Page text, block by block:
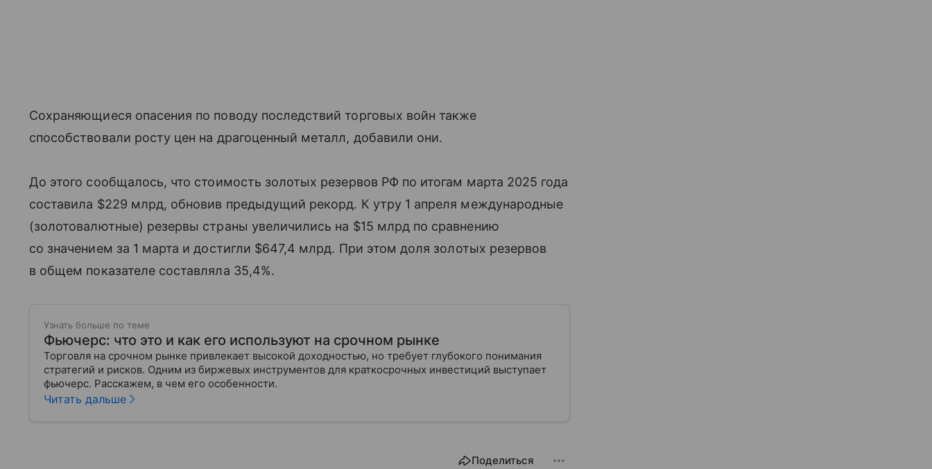
Сохраняющиеся опасения по поводу последствий торговых войн также
способствовали росту цен на драгоценный металл, добавили они.
До этого сообщалось, что стоимость золотых резервов РФ по итогам марта 2025 года
составила $229 млрд, обновив предыдущий рекорд. К утру 1 апреля международные
(золотовалютные) резервы страны увеличились на $15 млрд по сравнению
со значением за 1 марта и достигли $647,4 млрд. При этом доля золотых резервов
в общем показателе составляла 35,4%.
Узнать больше по теме
Фьючерс: что это и как его используют на срочном рынке
Торговля на срочном рынке привлекает высокой доходностью, но требует глубокого понимания
стратегий и рисков. Одним из биржевых инструментов для краткосрочных инвестиций выступает
фьючерс. Расскажем, в чем его особенности.
Читать дальше
Поделиться